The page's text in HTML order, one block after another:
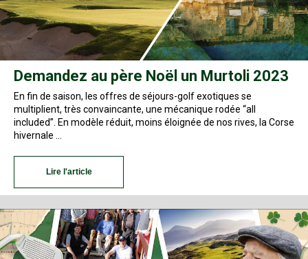
Demandez au père Noël un Murtoli 2023
En fin de saison, les offres de séjours-golf exotiques se
multiplient, très convaincante, une mécanique rodée “all
included”. En modèle réduit, moins éloignée de nos rives, la Corse
hivernale …
Lire l'article